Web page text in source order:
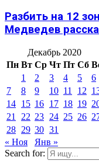
Разбить на 12
Медведев
Декабрь 2020
Пн Вт Ср Чт Пт Сб
1
2 3 4 5
6
7
8 9 10 11 12
14 15 16 17 18 19
21
22 23 24 25 26
28 29 30 31
« Ноя
Янв »
Search for: